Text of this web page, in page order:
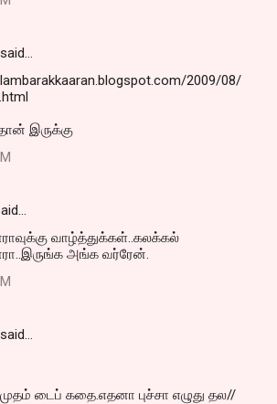
said…
2009/08/
இருக்கு
வாழ்த்துக்கள்..கலக்கல்
அங்க வர்ரேன்.
said…
டைப் கதை.எதனா புச்சா எழுது தல//